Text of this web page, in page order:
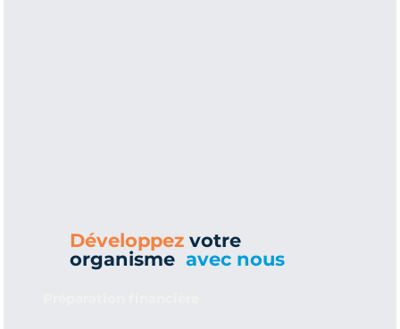
Développez votre
organisme avec nous